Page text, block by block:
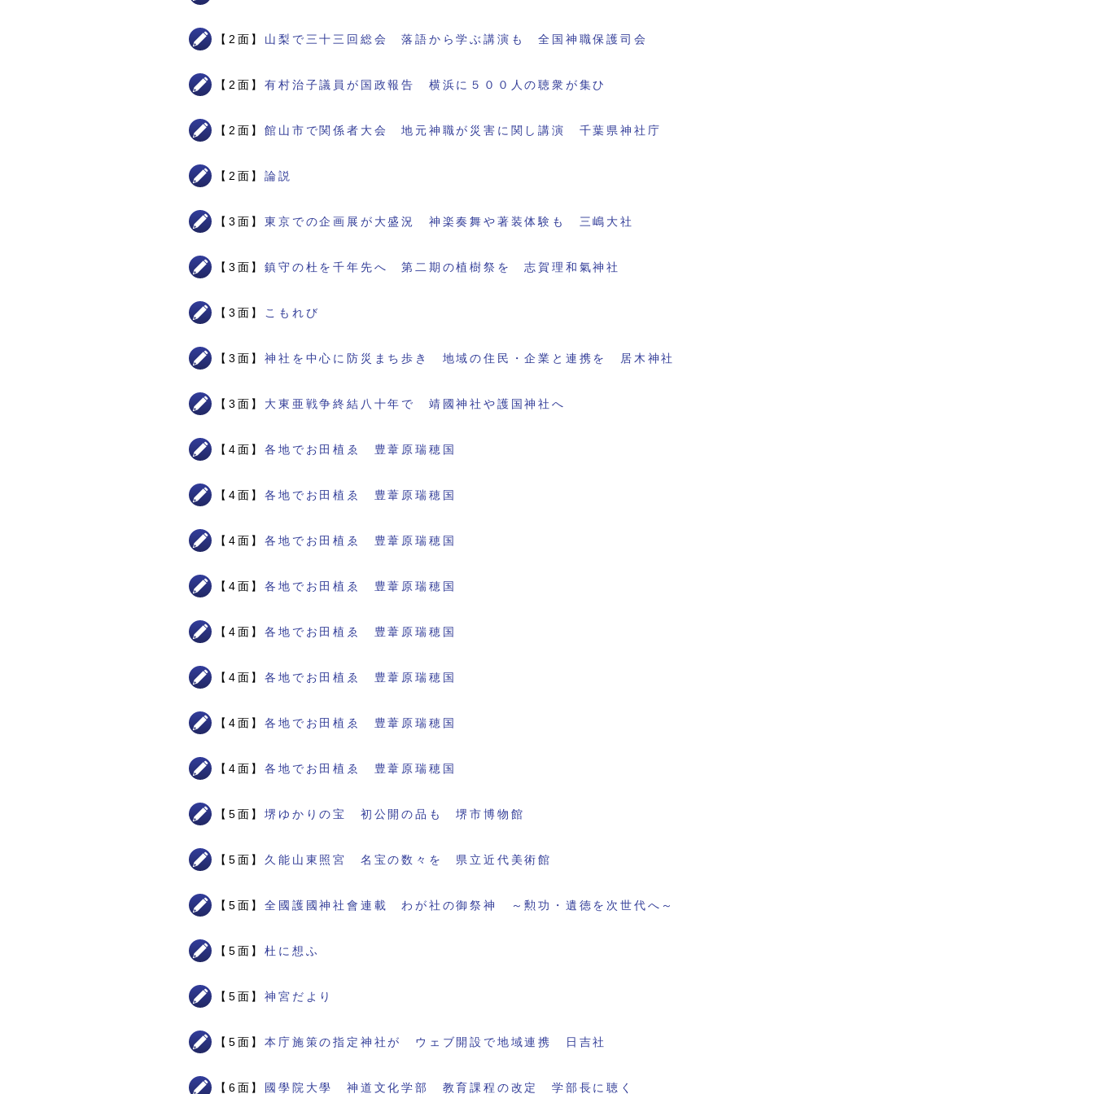
【2面】 山梨で三十三回総会 落語から学ぶ講演も 全国神職保護司会
【2面】有村治子議員が国政報告 横浜に５００人の聴衆が集ひ
【2面】館山市で関係者大会 地元神職が災害に関し講演 千葉県神社庁
【2面】論説
【3面】東京での企画展が大盛況 神楽奏舞や著装体験も 三嶋大社
【3面】鎮守の杜を千年先へ 第二期の植樹祭を 志賀理和氣神社
【3面】 こもれび
【3面】神社を中心に防災まち歩き 地域の住民・企業と連携を 居木神社
【3面】 大東亜戦争終結八十年で 靖國神社や護国神社へ
【4面】各地でお田植ゑ 豊葦原瑞穂国
【4面】各地でお田植ゑ 豊葦原瑞穂国
【4面】各地でお田植ゑ 豊葦原瑞穂国
【4面】各地でお田植ゑ 豊葦原瑞穂国
【4面】各地でお田植ゑ 豊葦原瑞穂国
【4面】各地でお田植ゑ 豊葦原瑞穂国
【4面】各地でお田植ゑ 豊葦原瑞穂国
【4面】各地でお田植ゑ 豊葦原瑞穂国
【5面】堺ゆかりの宝 初公開の品も 堺市博物館
【5面】 久能山東照宮 名宝の数々を 県立近代美術館
【5面】全國護國神社會連載 わが社の御祭神 ～勲功・遺徳を次世代へ～
【5面】杜に想ふ
【5面】神宮だより
【5面】本庁施策の指定神社が ウェブ開設で地域連携 日吉社
【6面】 國學院大學 神道文化学部 教育課程の改定 学部長に聴く